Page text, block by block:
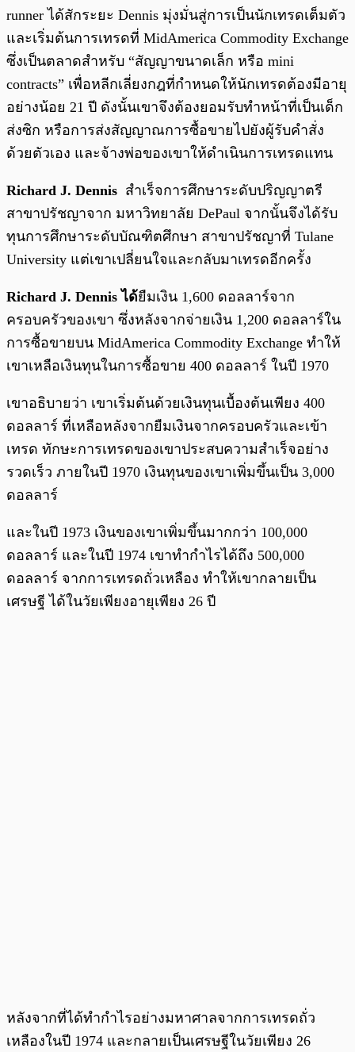
runner ได้สักระยะ Dennis มุ่งมั่นสู่การเป็นนักเทรดเต็มตัว
และเริ่มต้นการเทรดที่ MidAmerica Commodity Exchange
ซึ่งเป็นตลาดสำหรับ “สัญญาขนาดเล็ก หรือ mini
contracts” เพื่อหลีกเลี่ยงกฎที่กำหนดให้นักเทรดต้องมีอายุ
อย่างน้อย 21 ปี ดังนั้นเขาจึงต้องยอมรับทำหน้าที่เป็นเด็ก
ส่งซิก หรือการส่งสัญญาณการซื้อขายไปยังผู้รับคำสั่ง
ด้วยตัวเอง และจ้างพ่อของเขาให้ดำเนินการเทรดแทน
Richard J. Dennis สำเร็จการศึกษาระดับปริญญาตรี
สาขาปรัชญาจาก มหาวิทยาลัย DePaul จากนั้นจึงได้รับ
ทุนการศึกษาระดับบัณฑิตศึกษา สาขาปรัชญาที่ Tulane
University แต่เขาเปลี่ยนใจและกลับมาเทรดอีกครั้ง
Richard J. Dennis ได้ยืมเงิน 1,600 ดอลลาร์จาก
ครอบครัวของเขา ซึ่งหลังจากจ่ายเงิน 1,200 ดอลลาร์ใน
การซื้อขายบน MidAmerica Commodity Exchange ทำให้
เขาเหลือเงินทุนในการซื้อขาย 400 ดอลลาร์ ในปี 1970
เขาอธิบายว่า เขาเริ่มต้นด้วยเงินทุนเบื้องต้นเพียง 400
ดอลลาร์ ที่เหลือหลังจากยืมเงินจากครอบครัวและเข้า
เทรด ทักษะการเทรดของเขาประสบความสำเร็จอย่าง
รวดเร็ว ภายในปี 1970 เงินทุนของเขาเพิ่มขึ้นเป็น 3,000
ดอลลาร์
และในปี 1973 เงินของเขาเพิ่มขึ้นมากกว่า 100,000
ดอลลาร์ และในปี 1974 เขาทำกำไรได้ถึง 500,000
ดอลลาร์ จากการเทรดถั่วเหลือง ทำให้เขากลายเป็น
เศรษฐี ได้ในวัยเพียงอายุเพียง 26 ปี
หลังจากที่ได้ทำกำไรอย่างมหาศาลจากการเทรดถั่ว
เหลืองในปี 1974 และกลายเป็นเศรษฐีในวัยเพียง 26